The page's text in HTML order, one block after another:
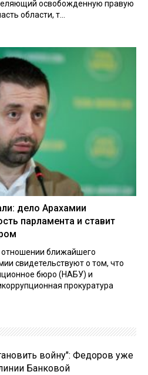
освобожденную правую
области, т...
дело Арахамии
парламента и ставит
ближайшего
свидетельствуют о том, что
бюро (НАБУ) и
прокуратура
войну": Федоров уже
Банковой